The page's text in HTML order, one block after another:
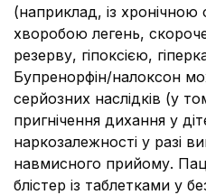
(наприклад, із
хворобою легень,
резерву, гіпоксією,
Бупренорфін/налоксон
серйозних наслідків (у
пригнічення дихання у
наркозалежності у разі
навмисного прийому.
блістер із таблетками у